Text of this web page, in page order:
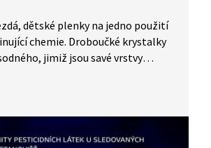
dětské plenky na jedno použití
chemie. Droboučké krystalky
jimiž jsou savé vrstvy
vody v poměru k jeho
řešit globální sucho?